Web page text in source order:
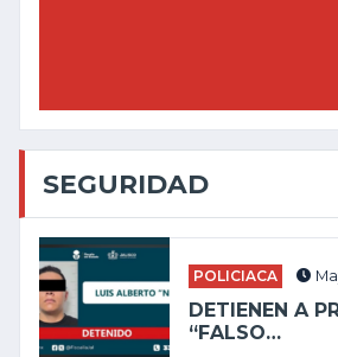
SEGURIDAD
POLICIACA
DETIENEN A
“FALSO…